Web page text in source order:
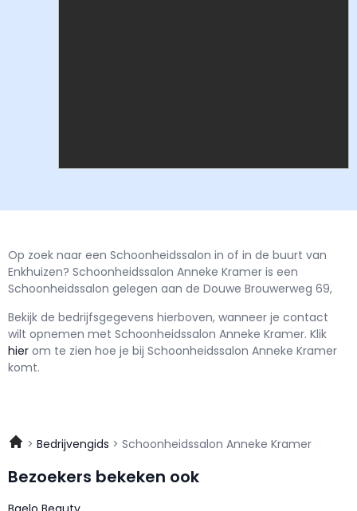
Op zoek naar een Schoonheidssalon in of in de buurt van
Enkhuizen? Schoonheidssalon Anneke Kramer is een
Schoonheidssalon gelegen aan de Douwe Brouwerweg 69,
Bekijk de bedrijfsgegevens hierboven, wanneer je contact
wilt opnemen met Schoonheidssalon Anneke Kramer. Klik
hier om te zien hoe je bij Schoonheidssalon Anneke Kramer
komt.
Bedrijvengids Schoonheidssalon Anneke Kramer
Bezoekers bekeken ook